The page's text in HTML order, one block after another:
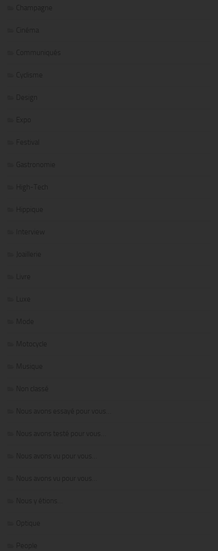
Champagne
Cinéma
Communiqués
Cyclisme
Design
Expo
Festival
Gastronomie
High-Tech
Hippique
Interview
Joaillerie
Livre
Luxe
Mode
Motocycle
Musique
Non classé
Nous avons essayé pour vous…
Nous avons testé pour vous…
Nous avons vu pour vous…
Nous avons vu pour vous…
Nous y étions…
Optique
People